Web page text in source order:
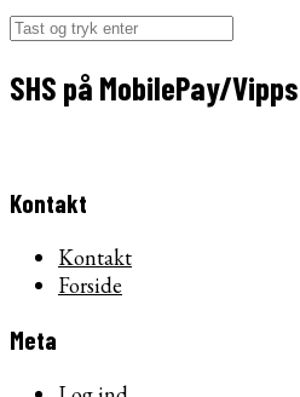
Søg
SHS på MobilePay/Vipps
Kontakt
Kontakt
Forside
Meta